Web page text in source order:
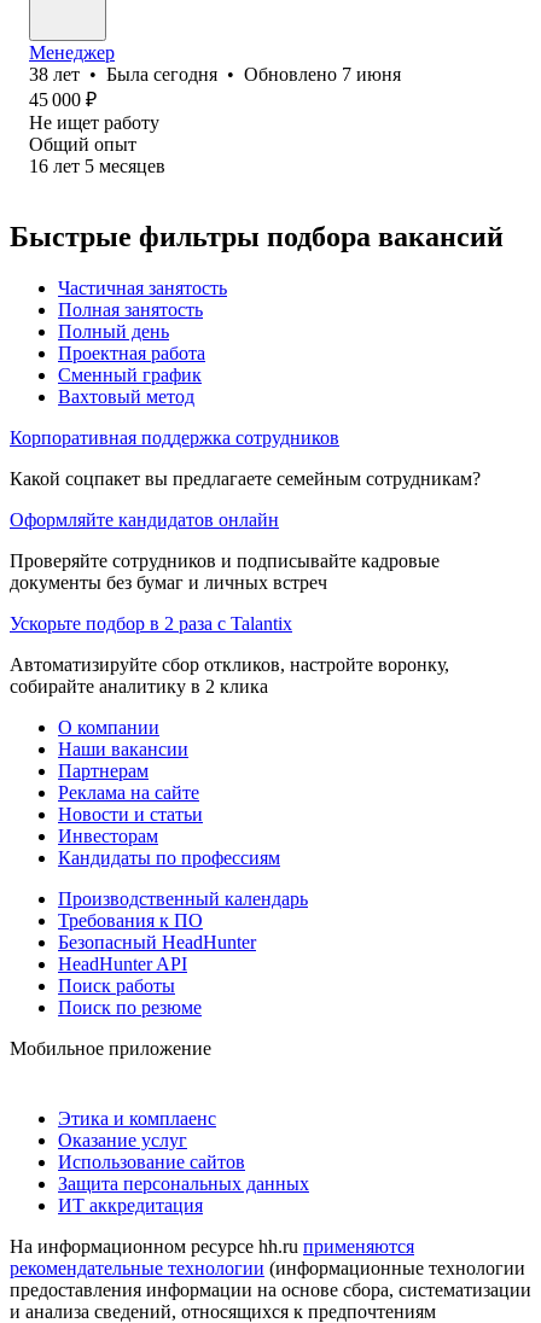
Менеджер
38 лет • Была сегодня • Обновлено 7 июня
45 000 ₽
Не ищет работу
Общий опыт
16 лет 5 месяцев
Быстрые фильтры подбора вакансий
Частичная занятость
Полная занятость
Полный день
Проектная работа
Сменный график
Вахтовый метод
Корпоративная поддержка сотрудников
Какой соцпакет вы предлагаете семейным сотрудникам?
Оформляйте кандидатов онлайн
Проверяйте сотрудников и подписывайте кадровые
документы без бумаг и личных встреч
Ускорьте подбор в 2 раза с Talantix
Автоматизируйте сбор откликов, настройте воронку,
собирайте аналитику в 2 клика
О компании
Наши вакансии
Партнерам
Реклама на сайте
Новости и статьи
Инвесторам
Кандидаты по профессиям
Производственный календарь
Требования к ПО
Безопасный HeadHunter
HeadHunter API
Поиск работы
Поиск по резюме
Мобильное приложение
Этика и комплаенс
Оказание услуг
Использование сайтов
Защита персональных данных
ИТ аккредитация
На информационном ресурсе hh.ru применяются
рекомендательные технологии (информационные технологии
предоставления информации на основе сбора, систематизации
и анализа сведений, относящихся к предпочтениям